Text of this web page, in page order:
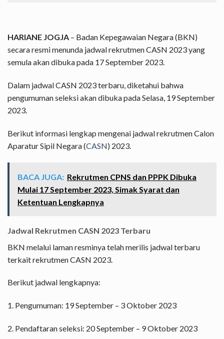
HARIANE JOGJA – Badan Kepegawaian Negara (BKN)
secara resmi menunda jadwal rekrutmen CASN 2023 yang
semula akan dibuka pada 17 September 2023.
Dalam jadwal CASN 2023 terbaru, diketahui bahwa
pengumuman seleksi akan dibuka pada Selasa, 19 September
2023.
Berikut informasi lengkap mengenai jadwal rekrutmen Calon
Aparatur Sipil Negara (CASN) 2023.
BACA JUGA: Rekrutmen CPNS dan PPPK Dibuka
Mulai 17 September 2023, Simak Syarat dan
Ketentuan Lengkapnya
Jadwal Rekrutmen CASN 2023 Terbaru
BKN melalui laman resminya telah merilis jadwal terbaru
terkait rekrutmen CASN 2023.
Berikut jadwal lengkapnya:
1. Pengumuman: 19 September – 3 Oktober 2023
2. Pendaftaran seleksi: 20 September – 9 Oktober 2023